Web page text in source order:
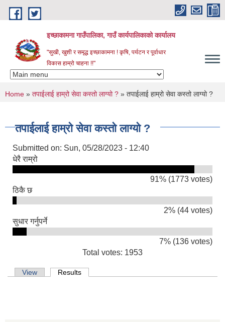
Skip to main content
इच्छाकामना गाउँपालिका, गाउँ कार्यपालिकाको कार्यालय
"सुखी, खुशी र समृद्ध इच्छाकामना ! कृषि, पर्यटन र पूर्वाधार
विकास हाम्रो चाहना !!"
You are here
Home » तपाईलाई हाम्रो सेवा कस्तो लाग्यो ? » तपाईलाई हाम्रो सेवा कस्तो लाग्यो ?
तपाईलाई हाम्रो सेवा कस्तो लाग्यो ?
Submitted on: Sun, 05/28/2023 - 12:40
धेरै राम्रो
91% (1773 votes)
ठिकै छ
2% (44 votes)
सुधार गर्नुपर्ने
7% (136 votes)
Total votes: 1953
Primary tabs
View Results